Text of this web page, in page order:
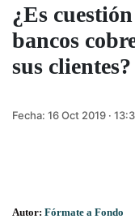
¿Es
bancos
sus clientes?
Fecha: 16 Oct 2019 ·
Autor: Fórmate a Fondo